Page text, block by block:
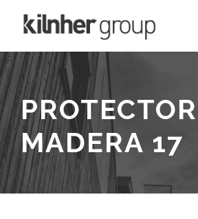
PROTECTOR
MADERA 17